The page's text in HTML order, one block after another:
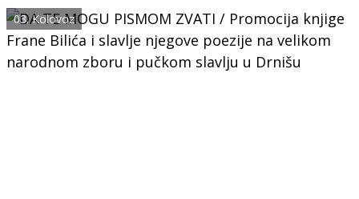
ostalim bićima u tim oazama život.
03. Kolovoz